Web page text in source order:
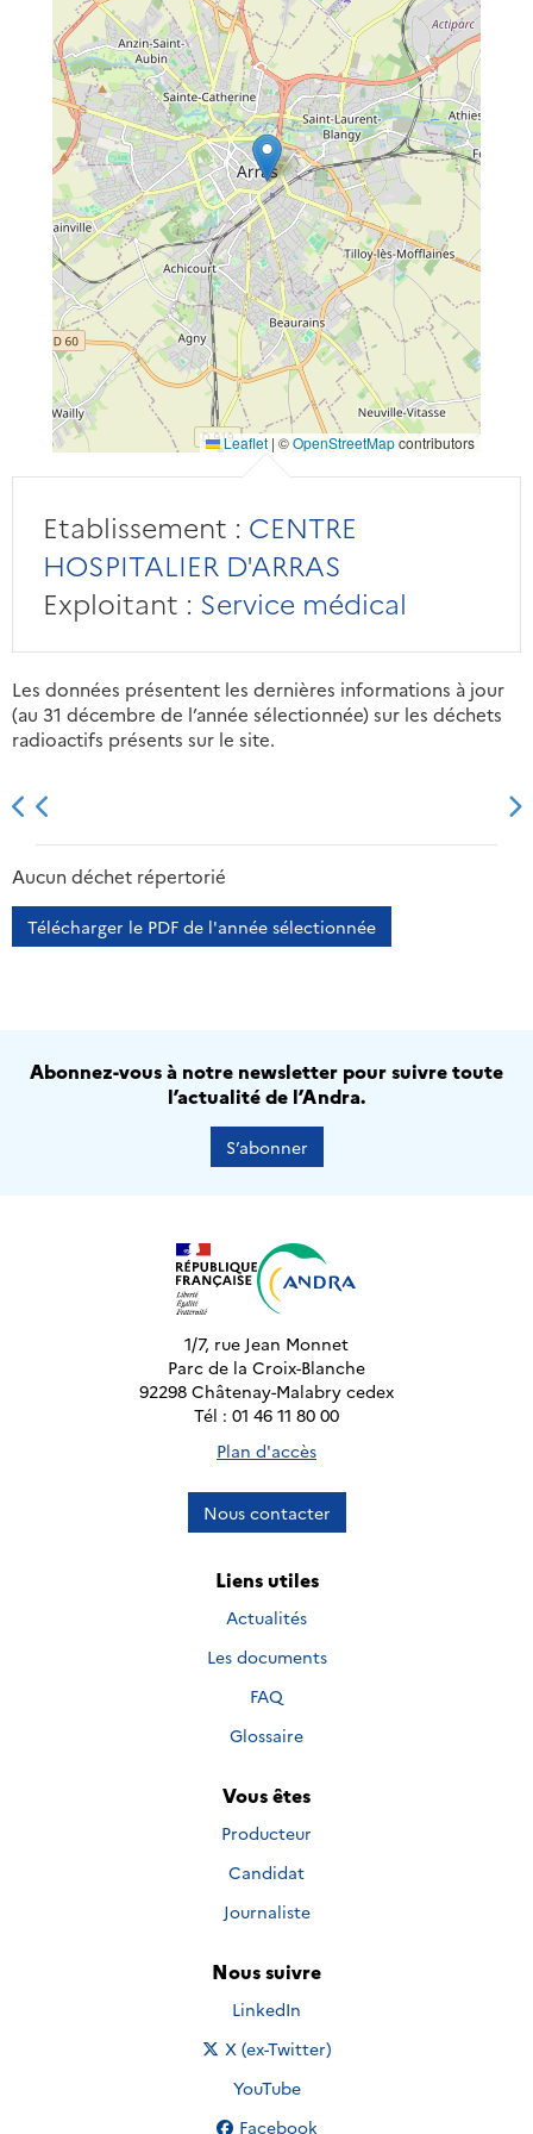
Leaflet | ©OpenStreetMapcontributors
Etablissement : CENTRE
HOSPITALIER D'ARRAS
Exploitant : Service médical
Les données présentent les dernières informations à jour
(au 31 décembre de l’année sélectionnée) sur les déchets
radioactifs présents sur le site.
2013 2014
Aucun déchet répertorié
Télécharger le PDF de l'année sélectionnée
Abonnez-vous à notre newsletter pour suivre toute
l’actualité de l’Andra.
S’abonner
1/7, rue Jean Monnet
Parc de la Croix-Blanche
92298 Châtenay-Malabry cedex
Tél : 01 46 11 80 00
Plan d'accès
Nous contacter
Liens utiles
Actualités
Les documents
FAQ
Glossaire
Vous êtes
Producteur
Candidat
Journaliste
Nous suivre
Nous suivre sur
LinkedIn
Nous suivre sur
X (ex-Twitter)
Nous suivre sur
YouTube
Nous suivre sur
Facebook